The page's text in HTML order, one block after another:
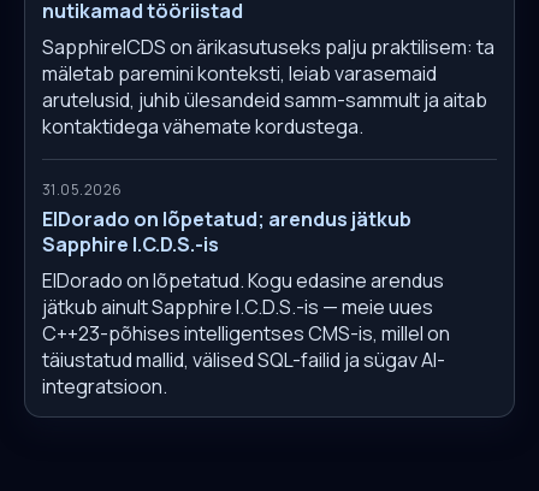
nutikamad tööriistad
SapphireICDS on ärikasutuseks palju praktilisem: ta
mäletab paremini konteksti, leiab varasemaid
arutelusid, juhib ülesandeid samm-sammult ja aitab
kontaktidega vähemate kordustega.
31.05.2026
ElDorado on lõpetatud; arendus jätkub
Sapphire I.C.D.S.-is
ElDorado on lõpetatud. Kogu edasine arendus
jätkub ainult Sapphire I.C.D.S.-is — meie uues
C++23-põhises intelligentses CMS-is, millel on
täiustatud mallid, välised SQL-failid ja sügav AI-
integratsioon.